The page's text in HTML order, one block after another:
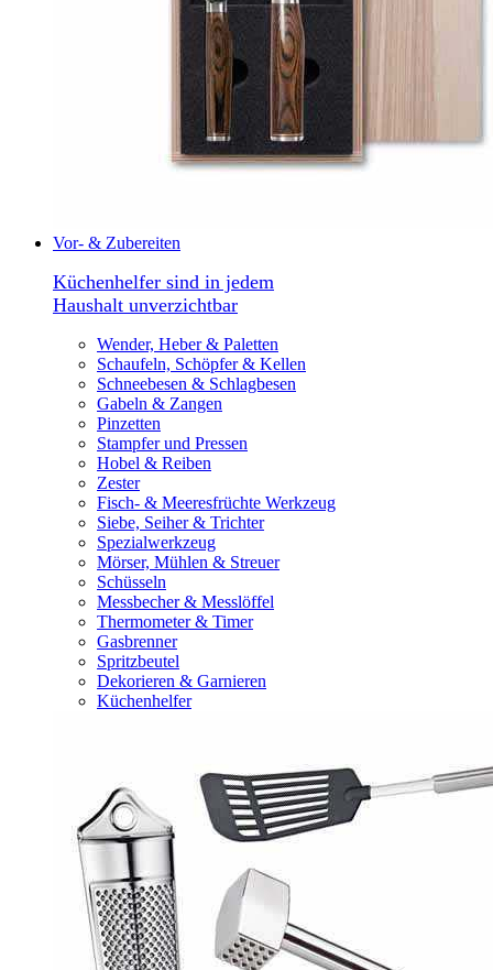
Vor- & Zubereiten
Küchenhelfer sind in jedem
Haushalt unverzichtbar
Wender, Heber & Paletten
Schaufeln, Schöpfer & Kellen
Schneebesen & Schlagbesen
Gabeln & Zangen
Pinzetten
Stampfer und Pressen
Hobel & Reiben
Zester
Fisch- & Meeresfrüchte Werkzeug
Siebe, Seiher & Trichter
Spezialwerkzeug
Mörser, Mühlen & Streuer
Schüsseln
Messbecher & Messlöffel
Thermometer & Timer
Gasbrenner
Spritzbeutel
Dekorieren & Garnieren
Küchenhelfer